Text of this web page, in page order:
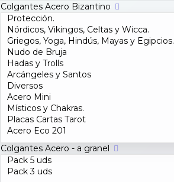
Colgantes Acero Bizantino
Protección.
Nórdicos, Vikingos, Celtas y Wicca.
Griegos, Yoga, Hindús, Mayas y Egipcios.
Nudo de Bruja
Hadas y Trolls
Arcángeles y Santos
Diversos
Acero Mini
Místicos y Chakras.
Placas Cartas Tarot
Acero Eco 201
Colgantes Acero - a granel
Pack 5 uds
Pack 3 uds